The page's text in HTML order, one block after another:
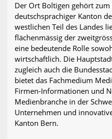
Der Ort Boltigen gehört
deutschsprachiger Kanton
westlichen Teil des Landes
flächenmässig der
eine bedeutende Rolle
wirtschaftlich. Die
zugleich auch die
bietet das Fachmedium
Firmen-Informationen und
Medienbranche in der
Unternehmen und
Kanton Bern.